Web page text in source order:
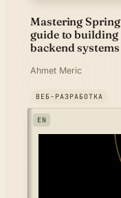
Mastering
guide to building
backend
Ahmet Meric
ВЕБ-РАЗРАБОТКА
EN